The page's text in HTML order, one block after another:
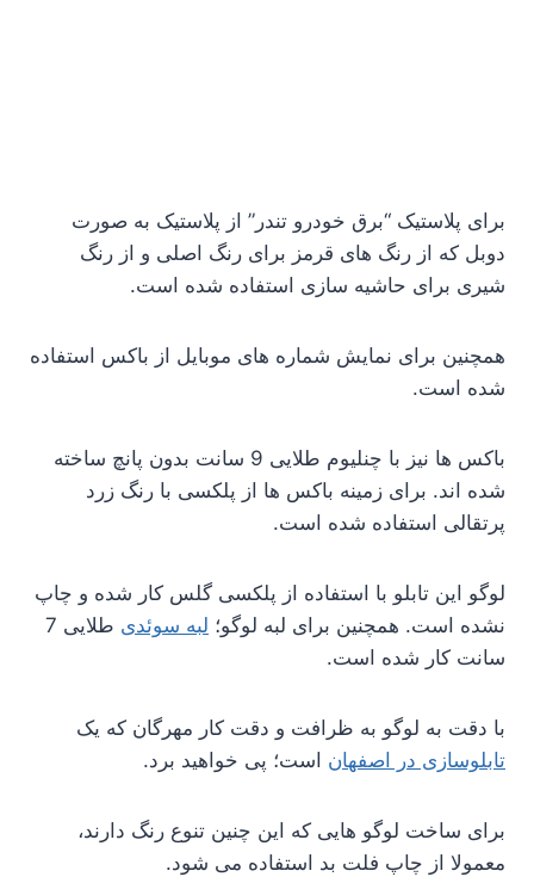
برای پلاستیک “برق خودرو تندر” از پلاستیک به صورت
دوبل که از رنگ های قرمز برای رنگ اصلی و از رنگ
شیری برای حاشیه سازی استفاده شده است.
همچنین برای نمایش شماره های موبایل از باکس استفاده
شده است.
باکس ها نیز با چنلیوم طلایی 9 سانت بدون پانچ ساخته
شده اند. برای زمینه باکس ها از پلکسی با رنگ زرد
پرتقالی استفاده شده است.
لوگو این تابلو با استفاده از پلکسی گلس کار شده و چاپ
نشده است. همچنین برای لبه لوگو؛ لبه سوئدی
طلایی 7
سانت کار شده است.
با دقت به لوگو به ظرافت و دقت کار مهرگان که یک
تابلوسازی در اصفهان است؛ پی خواهید برد.
برای ساخت لوگو هایی که این چنین تنوع رنگ دارند،
معمولا از چاپ فلت بد استفاده می شود.